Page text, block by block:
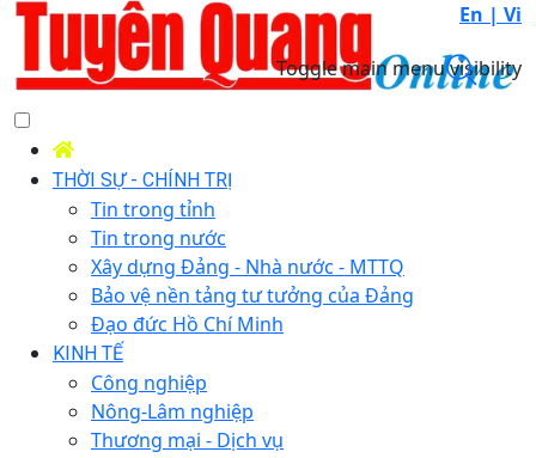
En | Vi
Toggle main menu visibility
THỜI SỰ - CHÍNH TRỊ
Tin trong tỉnh
Tin trong nước
Xây dựng Đảng - Nhà nước - MTTQ
Bảo vệ nền tảng tư tưởng của Đảng
Đạo đức Hồ Chí Minh
KINH TẾ
Công nghiệp
Nông-Lâm nghiệp
Thương mại - Dịch vụ